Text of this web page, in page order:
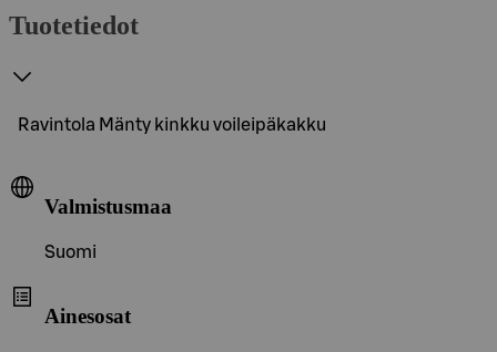
Tuotetiedot
Ravintola Mänty kinkku voileipäkakku
Valmistusmaa
Suomi
Ainesosat